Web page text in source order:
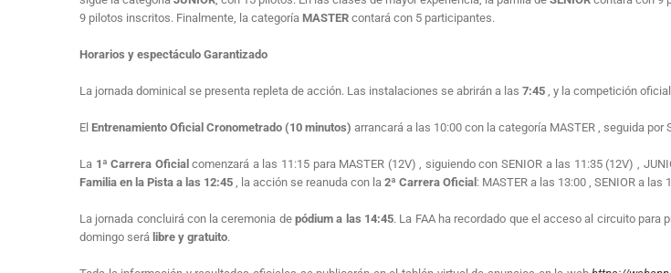
9 pilotos inscritos. Finalmente, la categoría MASTERcontará con 5 participantes.
Horarios y espectáculo Garantizado
La jornada dominical se presenta repleta de acción. Las instalaciones se abrirán a las 7:45 , y la competición
El Entrenamiento Oficial Cronometrado (10 minutos) arrancará a las 10:00 con la categoría MASTER , seguida por
La 1ª Carrera Oficial comenzará a las 11:15 para MASTER (12V), siguiendo con SENIOR a las 11:35 (12V) ,
Familia en la Pista a las 12:45 , la acción se reanuda con la 2ª Carrera Oficial : MASTER a las 13:00 , SENIOR a las
La jornada concluirá con la ceremonia depódium a las 14:45. La FAA ha recordado que el acceso al circuito
domingo será libre y gratuito.